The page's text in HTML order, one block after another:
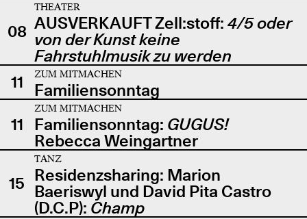
08
THEATER
AUSVERKAUFT Zell:stoff: 4/5 oder
von der Kunst keine
Fahrstuhlmusik zu werden
11
ZUM MITMACHEN
Familiensonntag
11
ZUM MITMACHEN
Familiensonntag: GUGUS!
Rebecca Weingartner
15
TANZ
Residenzsharing: Marion
Baeriswyl und David Pita Castro
(D.C.P): Champ